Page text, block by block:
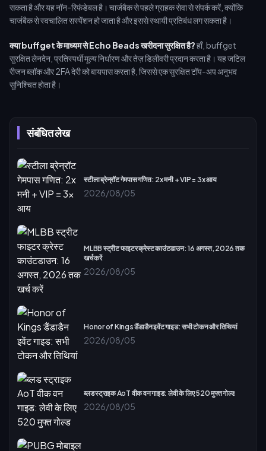
संबंधित लेख
स्टीला ब्रेन्रॉट गेमपास गणित: 2x मनी + VIP = 3x आय
2026/08/05
MLBB स्ट्रीट फाइटर क्रेस्ट काउंटडाउन: 16 अगस्त, 2026 तक
खर्च करें
2026/08/05
Honor of Kings डैंडाडैन इवेंट गाइड: सभी टोकन और तिथियां
2026/08/05
ब्लड स्ट्राइक AoT वीक वन गाइड: लेवी के लिए 520 मुफ्त गोल्ड
2026/08/05
सकता है और यह नॉन-रिफंडेबल है। चार्जबैक से पहले ग्राहक सेवा से संपर्क करें, क्योंकि
चार्जबैक से स्वचालित सस्पेंशन हो जाता है और इससे स्थायी प्रतिबंध लग सकता है।
क्या buffget के माध्यम से Echo Beads खरीदना सुरक्षित है?हाँ, buffget
सुरक्षित लेनदेन, प्रतिस्पर्धी मूल्य निर्धारण और तेज़ डिलीवरी प्रदान करता है। यह जटिल
रीजन ब्लॉक और 2FA देरी को बायपास करता है, जिससे एक सुरक्षित टॉप-अप अनुभव
सुनिश्चित होता है।